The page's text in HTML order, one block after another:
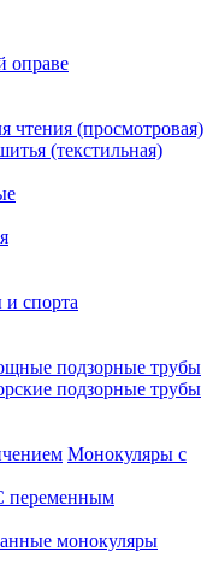
оправе
чтения (просмотровая)
(текстильная)
и спорта
подзорные трубы
подзорные трубы
Монокуляры с
переменным
монокуляры